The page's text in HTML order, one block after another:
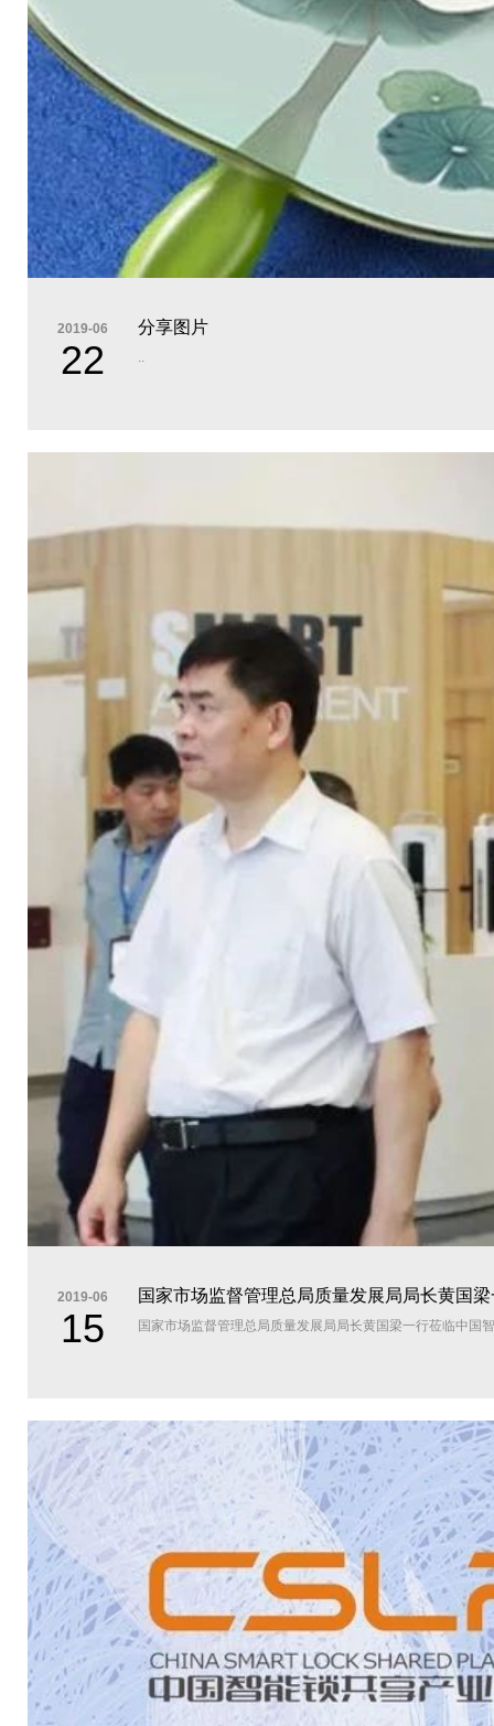
分享图片
2019-06
22 ..
国家市场监督管理总局质量发展局局长黄国
2019-06
15 国家市场监督管理总局质量发展局局长黄国梁一行莅临中国